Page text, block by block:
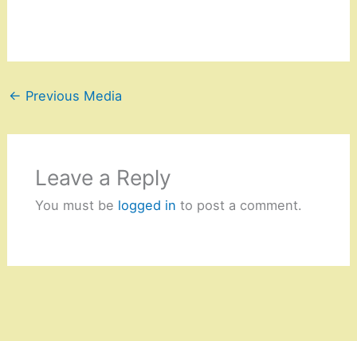
← Previous Media
Leave a Reply
You must be logged in to post a comment.